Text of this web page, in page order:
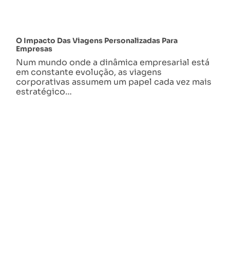
O Impacto Das Viagens Personalizadas Para
Empresas
Num mundo onde a dinâmica empresarial está
em constante evolução, as viagens
corporativas assumem um papel cada vez mais
estratégico…